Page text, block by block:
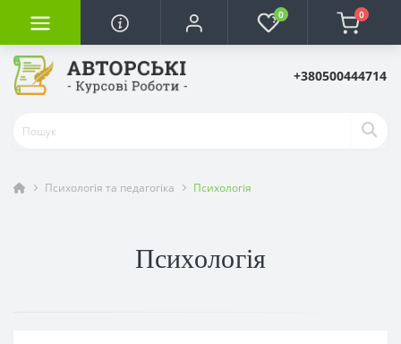
0 0
+380500444714
Психологія та педагогіка Психологія
Психологія